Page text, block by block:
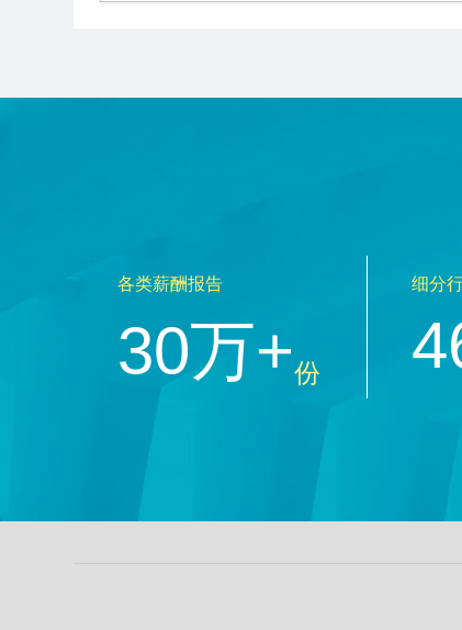
各类薪酬报告
30万+份
细分